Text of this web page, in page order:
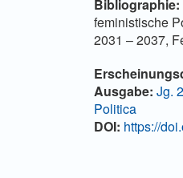
Bibliographie:
feministische
2031 – 2037,
Artikel-
Ausgabe: Jg.
Politica
DOI: https://